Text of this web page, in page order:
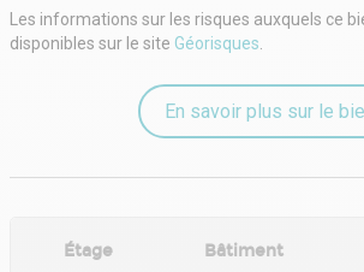
SNCF Les Grésillons (Gare SNCF)
Grand Paris Express Les Grésillons (L15
Port Port de Gennevilliers (Fluvial - Fret)
Rocade Porte de Clichy (Périphérique Paris)
Borne de recharge ASNIERES-SUR-SEINE -
Les informations sur les risques auxquels ce
disponibles sur le site Géorisques.
En savoir plus sur le
Étage Bâtiment